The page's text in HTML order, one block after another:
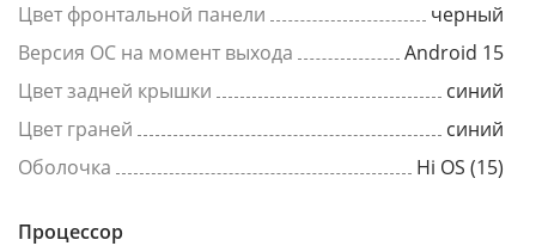
Цвет фронтальной панели
черный
Версия ОС на момент выхода
Android 15
Цвет задней крышки
синий
Цвет граней
синий
Оболочка
Hi OS (15)
Процессор